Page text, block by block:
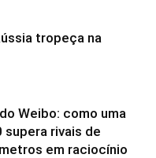
tropeça na
Weibo: como uma
supera rivais de
em raciocínio